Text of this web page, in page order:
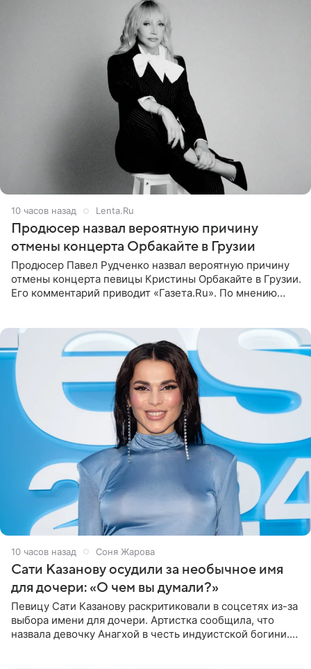
10 часов назад Lenta.Ru
Продюсер назвал вероятную причину
отмены концерта Орбакайте в Грузии
Продюсер Павел Рудченко назвал вероятную причину
отмены концерта певицы Кристины Орбакайте в Грузии.
Его комментарий приводит «Газета.Ru». По мнению
10 часов назад Соня Жарова
Сати Казанову осудили за необычное имя
для дочери: «О чем вы думали?»
Певицу Сати Казанову раскритиковали в соцсетях из-за
выбора имени для дочери. Артистка сообщила, что
назвала девочку Анагхой в честь индуистской богини.